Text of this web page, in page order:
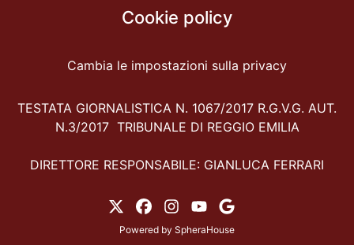
Cookie policy
Cambia le impostazioni sulla privacy
TESTATA GIORNALISTICA N. 1067/2017 R.G.V.G. AUT.
N.3/2017 TRIBUNALE DI REGGIO EMILIA
DIRETTORE RESPONSABILE: GIANLUCA FERRARI
Powered by SpheraHouse